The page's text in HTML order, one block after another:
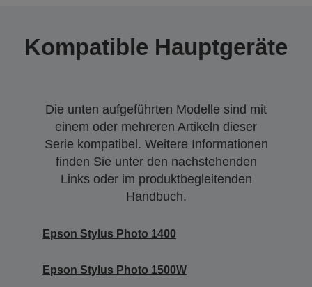
Kompatible Hauptgeräte
Die unten aufgeführten Modelle sind mit
einem oder mehreren Artikeln dieser
Serie kompatibel. Weitere Informationen
finden Sie unter den nachstehenden
Links oder im produktbegleitenden
Handbuch.
Epson Stylus Photo 1400
Epson Stylus Photo 1500W